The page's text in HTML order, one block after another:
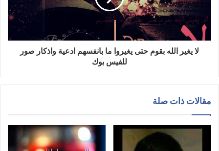
لا يغير الله بقوم حتى يغيروا ما بانفسهم ادعية واذكار صور
للفيس بوك
مقالات ذات صلة